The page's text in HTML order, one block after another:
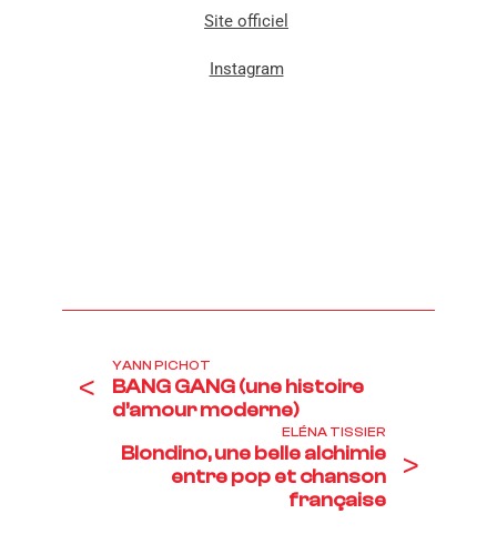
Site officiel
Instagram
<
YANN PICHOT
BANG GANG (une histoire
d’amour moderne)
ELÉNA TISSIER
Blondino, une belle alchimie
entre pop et chanson
française
>